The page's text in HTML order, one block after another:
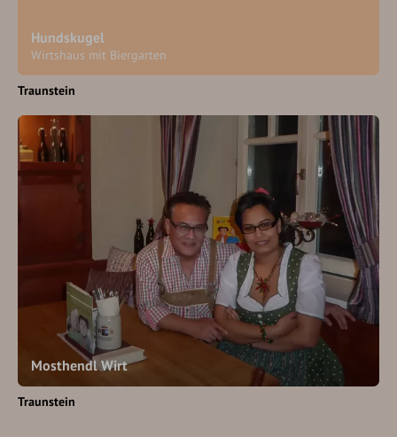
Hundskugel
Wirtshaus mit Biergarten
Traunstein
Mosthendl Wirt
Traunstein